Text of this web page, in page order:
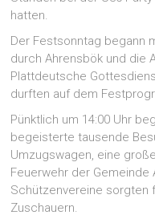
hatten.
Der Festsonntag begann
durch Ahrensbök und die
Plattdeutsche
durften auf dem
Pünktlich um 14:00 Uhr
begeisterte tausende
Umzugswagen, eine
Feuerwehr der Gemeinde
Schützenvereine sorgten
Zuschauern.